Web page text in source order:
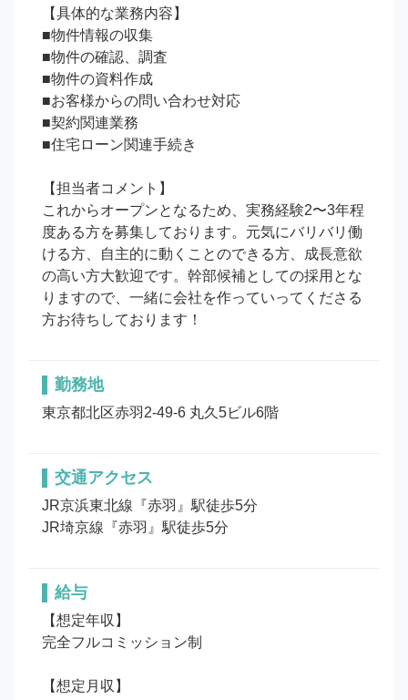
【具体的な業務内容】
■物件情報の収集
■物件の確認、調査
■物件の資料作成
■お客様からの問い合わせ対応
■契約関連業務
■住宅ローン関連手続き
【担当者コメント】
これからオープンとなるため、実務経験2〜3年程
度ある方を募集しております。元気にバリバリ働
ける方、自主的に動くことのできる方、成長意欲
の高い方大歓迎です。幹部候補としての採用とな
りますので、一緒に会社を作っていってくださる
方お待ちしております！
勤務地
東京都北区赤羽2-49-6 丸久5ビル6階
交通アクセス
JR京浜東北線『赤羽』駅徒歩5分
JR埼京線『赤羽』駅徒歩5分
給与
【想定年収】
完全フルコミッション制
【想定月収】